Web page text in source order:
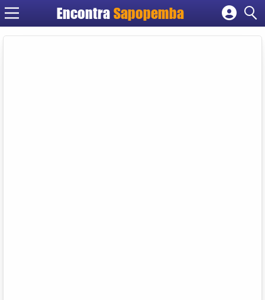
Encontra Sapopemba
Cadastrar empresa